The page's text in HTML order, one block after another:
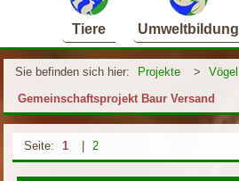
Tiere Umweltbildung
Sie befinden sich hier: Projekte > Vögel
Gemeinschaftsprojekt Baur Versand
Seite: 1 | 2